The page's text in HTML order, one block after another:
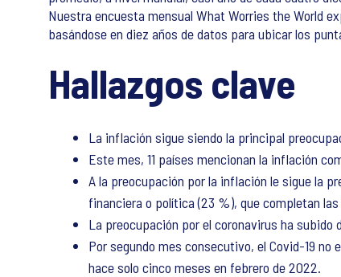
Nuestra encuesta mensual What Worries the World
basándose en diez años de datos para ubicar los
Hallazgos clave
La inflación sigue siendo la principal
Este mes, 11 países mencionan la inflación
A la preocupación por la inflación le sigue la
financiera o política (23 %), que completan
La preocupación por el coronavirus ha
Por segundo mes consecutivo, el Covid-19
hace solo cinco meses en febrero de 2022.